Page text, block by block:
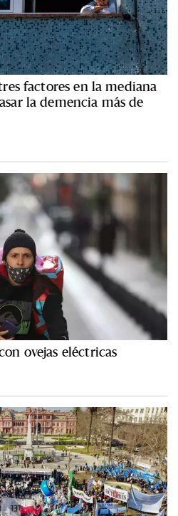
factores en la mediana
la demencia más de
ovejas eléctricas